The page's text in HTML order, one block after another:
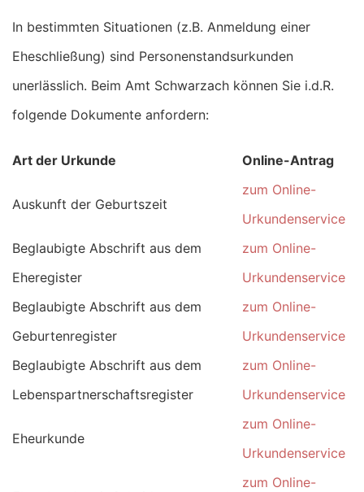
In bestimmten Situationen (z.B. Anmeldung einer
Eheschließung) sind Personenstandsurkunden
unerlässlich. Beim Amt Schwarzach können Sie i.d.R.
folgende Dokumente anfordern:
Art der Urkunde Online-Antrag
Auskunft der Geburtszeit
zum Online-
Urkundenservice
Beglaubigte Abschrift aus dem
Eheregister
zum Online-
Urkundenservice
Beglaubigte Abschrift aus dem
Geburtenregister
zum Online-
Urkundenservice
Beglaubigte Abschrift aus dem
Lebenspartnerschaftsregister
zum Online-
Urkundenservice
Eheurkunde
zum Online-
Urkundenservice
zum Online-